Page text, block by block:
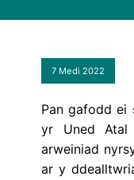
7 Medi 2022
Pan gafodd ei
yr Uned Atal
arweiniad
ar y